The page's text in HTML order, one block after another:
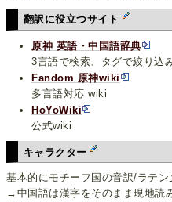
翻訳に役立つサイト
原神 英語・中国語辞典
3言語で検索、タグで絞り込
Fandom 原神wiki
多言語対応 wiki
HoYoWiki
公式wiki
キャラクター
基本的にモチーフ国の音訳/ラテ
→中国語は漢字をそのまま現地読